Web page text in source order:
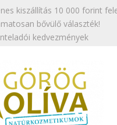
kiszállítás 10 000 forint
bővülő választék!
kedvezmények